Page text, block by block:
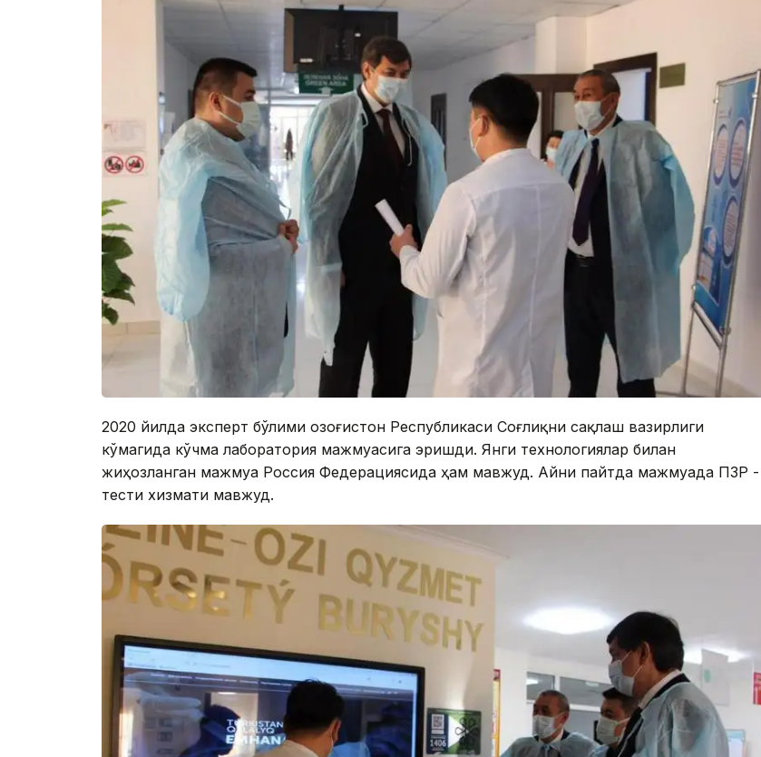
2020 йилда эксперт бўлими Қозоғистон Республикаси Соғлиқни сақлаш вазирлиги
кўмагида кўчма лаборатория мажмуасига эришди. Янги технологиялар билан
жиҳозланган мажмуа Россия Федерациясида ҳам мавжуд. Айни пайтда мажмуада ПЗР -
тести хизмати мавжуд.